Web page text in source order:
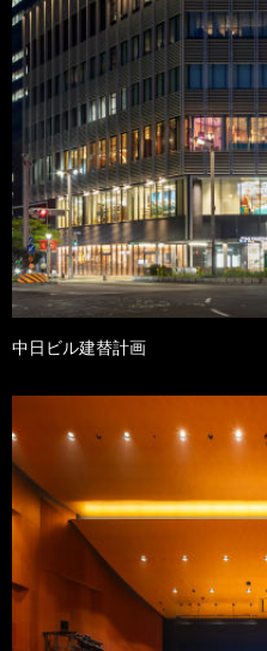
中日ビル建替計画